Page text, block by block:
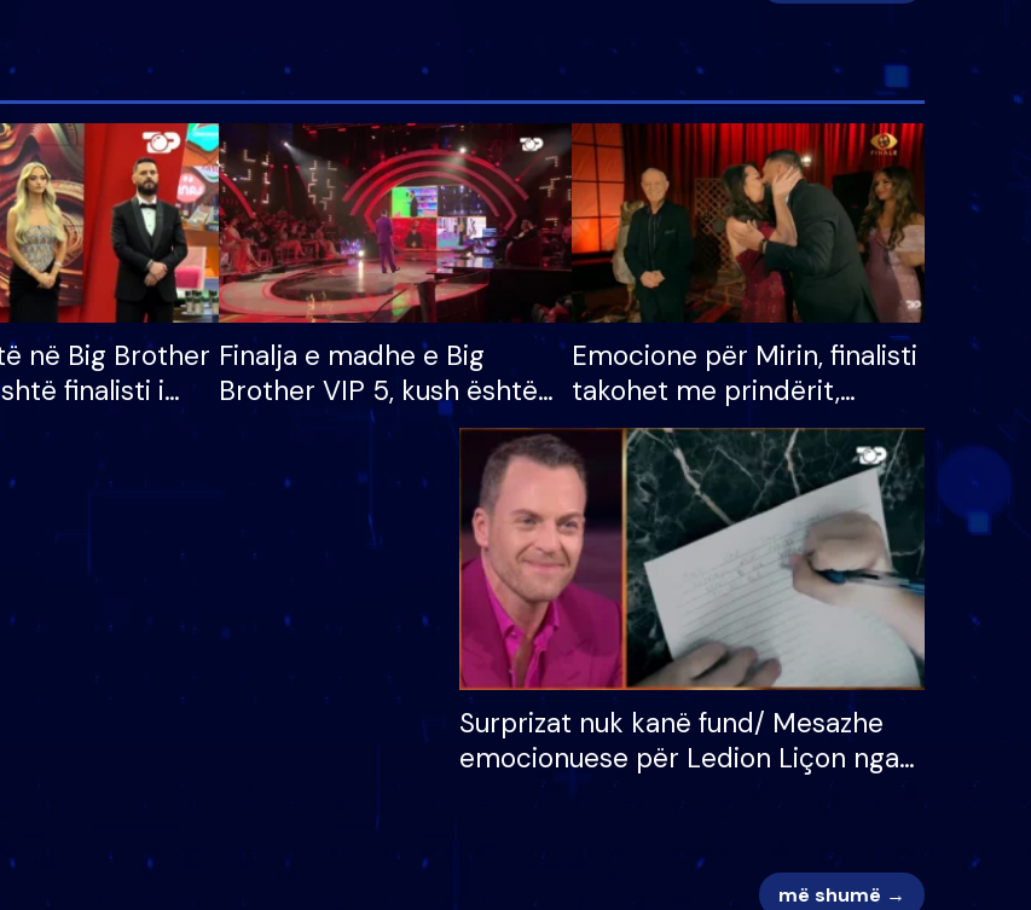
në Big Brother
finalisti i
shtëpinë
Finalja e madhe e Big
Brother VIP 5, kush është
banori i parë që lë shtëpinë
dhe humb mundësinë për
të fituar çmimin e madh
Emocione për Mirin, finalisti
takohet me prindërit,
vajzën dhe bashkëshorten:
S’kemi ndonjë letër divorci
apo jo?
Surprizat nuk kanë fund/ Mesazhe
emocionuese për Ledion Liçon nga
nëna dhe fëmijët e tij, moderatori
më shumë →